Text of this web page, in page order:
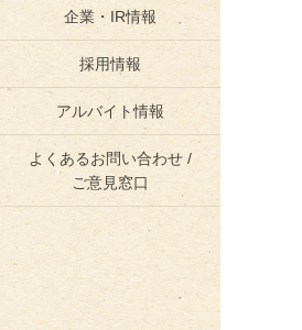
企業・IR情報
採用情報
アルバイト情報
よくあるお問い合わせ /
ご意見窓口